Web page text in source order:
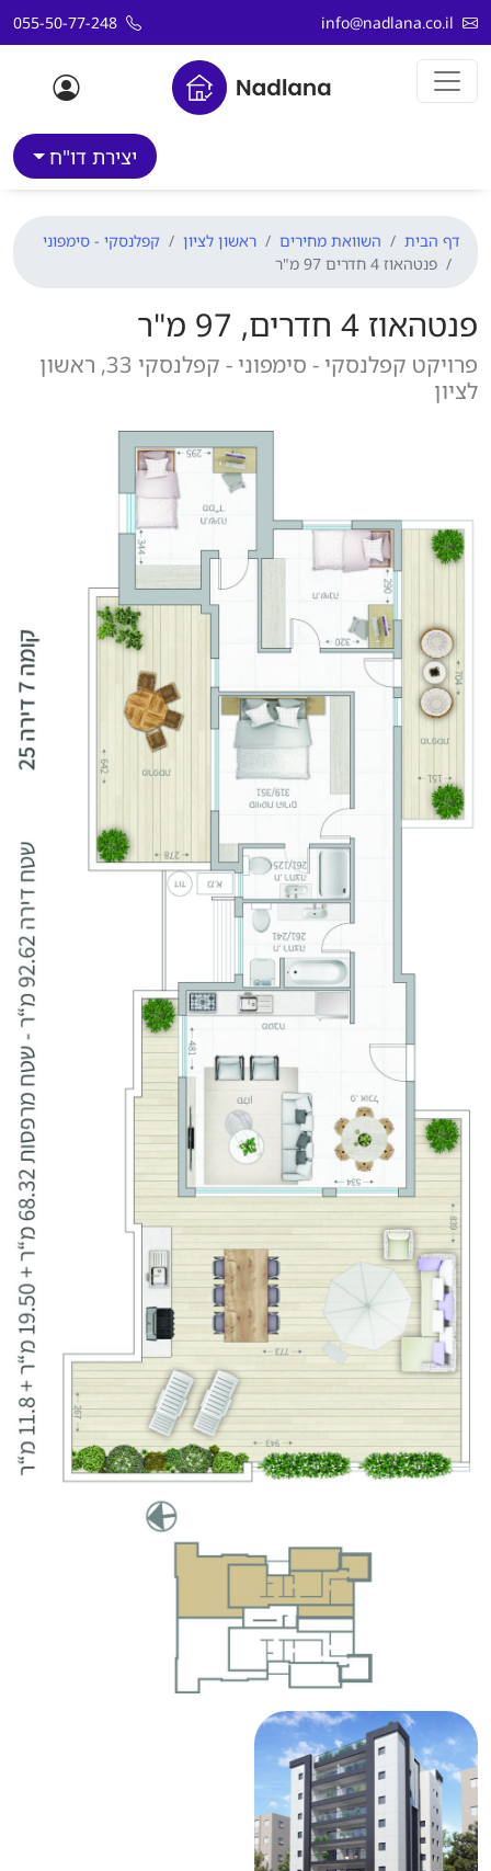
דלג לתוכן
info@nadlana.co.il
055-50-77-248
יצירת דו"ח
דף הבית השוואת מחירים ראשון לציון
קפלנסקי - סימפוני
פנטהאוז 4 חדרים 97 מ"ר
פנטהאוז 4 חדרים, 97 מ"ר
פרויקט קפלנסקי - סימפוני - קפלנסקי 33, ראשון
לציון